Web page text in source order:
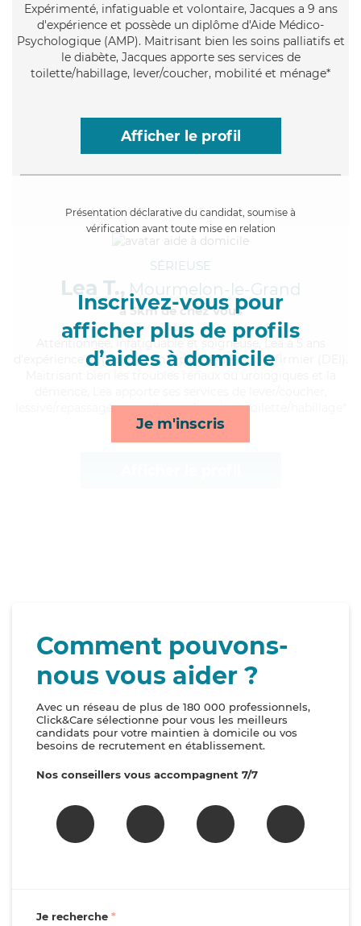
Expérimenté, infatiguable et volontaire, Jacques a 9 ans
d'expérience et possède un diplôme d'Aide Médico-
Psychologique (AMP). Maitrisant bien les soins palliatifs et
le diabète, Jacques apporte ses services de
toilette/habillage, lever/coucher, mobilité et ménage*
Afficher le profil
Présentation déclarative du candidat, soumise à
vérification avant toute mise en relation
Inscrivez-vous pour
afficher plus de profils
d’aides à domicile
Je m'inscris
SÉRIEUSE
Lea T., Mourmelon-le-Grand
à 5km de chez Vous
, infatiguable et soigneuse, Lea a 5 ans
d'expérience et possède un diplôme d'Etat d'infirmier (DEI).
lessive/repassage, surveillance de nuit et toilette/habillage*
Comment pouvons-
nous vous aider ?
Avec un réseau de plus de 180 000 professionnels,
Click&Care sélectionne pour vous les meilleurs
candidats pour votre maintien à domicile ou vos
besoins de recrutement en établissement.
Nos conseillers vous accompagnent 7/7
Je recherche